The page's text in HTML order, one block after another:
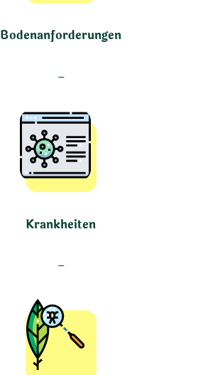
Bodenanforderungen
–
Krankheiten
–